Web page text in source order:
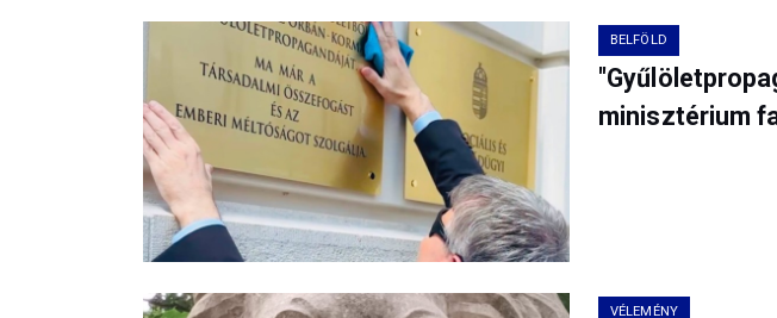
BELFÖLD
minisztérium
VÉLEMÉNY